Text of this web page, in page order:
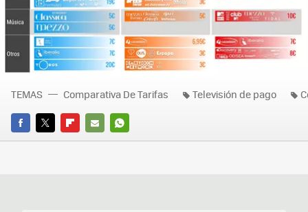
FACEBOOK
TWITTERFLIPBOARD
E-
WHATSAPP
TEMAS Comparativa De Tarifas Televisión de pago